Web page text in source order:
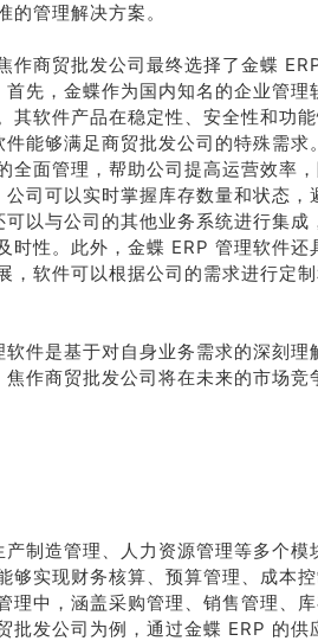
管理解决方案。
作商贸批发公司最终选择了金蝶
先，金蝶作为国内知名的企业管理
其软件产品在稳定性、安全性和功
能够满足商贸批发公司的特殊需求
全面管理，帮助公司提高运营效率
司可以实时掌握库存数量和状态，
以与公司的其他业务系统进行集成
时性。此外，金蝶 ERP 管理软件还
软件可以根据公司的需求进行定制
件是基于对自身业务需求的深刻理
作商贸批发公司将在未来的市场竞
制造管理、人力资源管理等多个模
够实现财务核算、预算管理、成本
理中，涵盖采购管理、销售管理、
批发公司为例，通过金蝶 ERP 的供